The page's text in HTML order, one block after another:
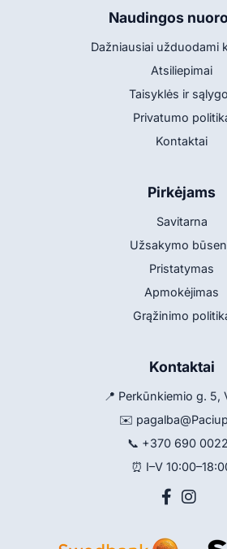
Naudingos
Dažniausiai užduodami
Atsiliepimai
Taisyklės ir
Privatumo
Kontaktai
Pirkėjams
Savitarna
Užsakymo
Pristatymas
Apmokėjimas
Grąžinimo
Kontaktai
📍 Perkūnkiemio g. 5,
✉️
📞 +370 690
⏰ I–V